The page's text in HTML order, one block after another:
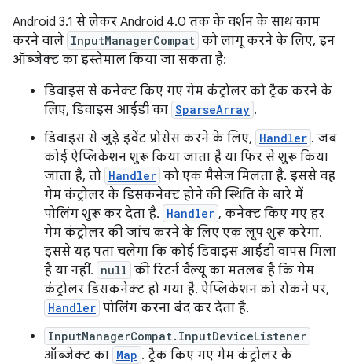
Android 3.1 से लेकर Android 4.0 तक के वर्शन के साथ काम
करने वाले InputManagerCompat को लागू करने के लिए, इन
ऑब्जेक्ट का इस्तेमाल किया जा सकता है:
डिवाइस से कनेक्ट किए गए गेम कंट्रोलर को ट्रैक करने के
लिए, डिवाइस आईडी का SparseArray .
डिवाइस से जुड़े इवेंट प्रोसेस करने के लिए, Handler . जब
कोई ऐप्लिकेशन शुरू किया जाता है या फिर से शुरू किया
जाता है, तो Handler को एक मैसेज मिलता है. इससे वह
गेम कंट्रोलर के डिसकनेक्ट होने की स्थिति के बारे में
पोलिंग शुरू कर देता है. Handler , कनेक्ट किए गए हर
गेम कंट्रोलर की जांच करने के लिए एक लूप शुरू करेगा.
इससे यह पता चलेगा कि कोई डिवाइस आईडी वापस मिला
है या नहीं. null की रिटर्न वैल्यू का मतलब है कि गेम
कंट्रोलर डिसकनेक्ट हो गया है. ऐप्लिकेशन को रोकने पर,
Handler पोलिंग करना बंद कर देता है.
InputManagerCompat.InputDeviceListener
ऑब्जेक्ट का Map . ट्रैक किए गए गेम कंट्रोलर के